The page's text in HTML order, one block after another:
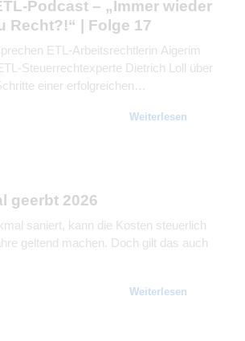
Podcast – „Immer wieder
Recht?!“ | Folge 17
ETL-Arbeitsrechtlerin Aigerim
Steuerrechtexperte Dietrich Loll über
einer erfolgreichen
wichtig ist wie rechtliche und
Weiterlesen
geerbt 2026
saniert, kann die Kosten steuerlich
geltend machen. Doch gilt das auch
Weiterlesen